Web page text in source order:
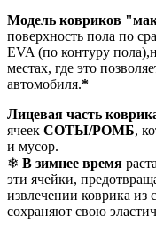
Модель ковриков
поверхность пола по
EVA (по контуру
местах, где это
автомобиля.*
Лицевая часть
ячеек СОТЫ/РОМБ,
и мусор.
❄ В зимнее время
эти ячейки,
извлечении коврика из
сохраняют свою